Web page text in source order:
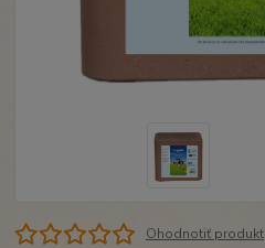
Ohodnotiť produkt